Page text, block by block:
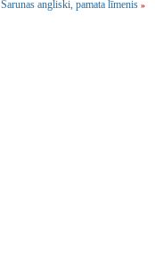
Sarunas angliski, pamata līmenis »